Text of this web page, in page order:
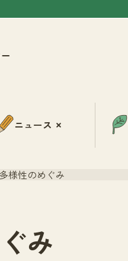
ニュース
様性のめぐみ
み